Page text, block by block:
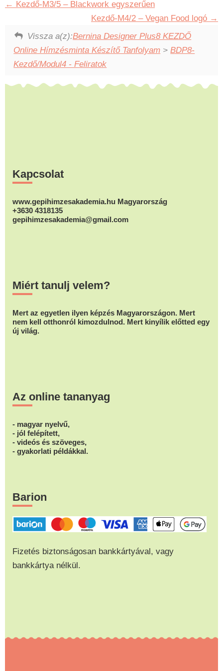
Kezdő-M3/5 – Blackwork egyszerűen
Kezdő-M4/2 – Vegan Food logó
Vissza a(z):Bernina Designer Plus8 KEZDŐ
Online Hímzésminta Készítő Tanfolyam >BDP8-
Kezdő/Modul4 - Feliratok
Kapcsolat
www.gepihimzesakademia.hu Magyarország
+3630 4318135
gepihimzesakademia@gmail.com
Miért tanulj velem?
Mert az egyetlen ilyen képzés Magyarországon. Mert
nem kell otthonról kimozdulnod. Mert kinyílik előtted egy
új világ.
Az online tananyag
- magyar nyelvű,
- jól felépített,
- videós és szöveges,
- gyakorlati példákkal.
Barion
Fizetés biztonságosan bankkártyával, vagy
bankkártya nélkül.